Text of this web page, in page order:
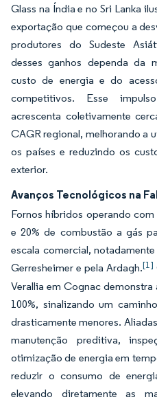
Glass na Índia e no Sri Lanka
exportação que começou a
produtores do Sudeste
desses ganhos dependa da
custo de energia e do
competitivos. Esse
acrescenta coletivamente
CAGR regional, melhorando a
os países e reduzindo os
exterior.
Avanços Tecnológicos na
Fornos híbridos operando
e 20% de combustão a gás
escala comercial,
Gerresheimer e pela Ardagh.[1]
Verallia em Cognac
100%, sinalizando um
drasticamente menores.
manutenção preditiva,
otimização de energia em
reduzir o consumo de
elevando diretamente as